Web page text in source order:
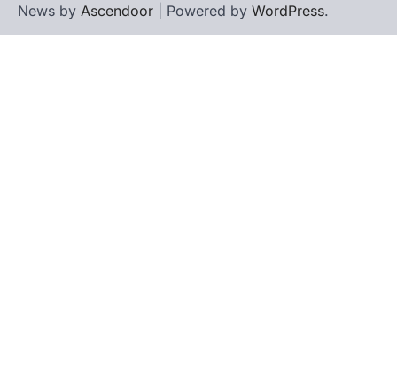
News by Ascendoor | Powered by WordPress.